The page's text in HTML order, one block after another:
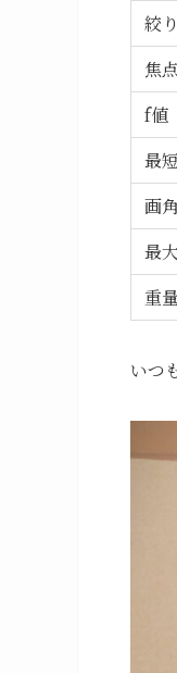
絞
焦
f値
最
画角
最
重量
いつ